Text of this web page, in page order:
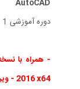
AutoCAD
دوره آموزشی 1 ساعته " اولین روز کاری با رندرینگ در اتوکد"
2016 x64 - ویرایش 64 بیتی.